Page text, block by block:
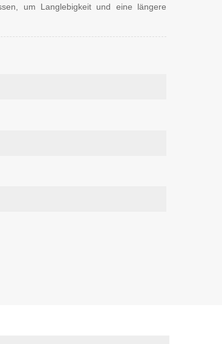
um Langlebigkeit und eine längere